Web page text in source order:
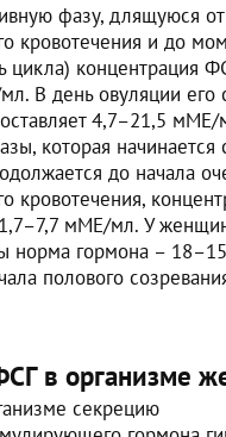
фазу, длящуюся от
кровотечения и до
цикла) концентрация
В день овуляции его
4,7–21,5
которая начинается
до начала
кровотечения,
мМЕ/мл. У
норма гормона –
полового
в организме
секрецию